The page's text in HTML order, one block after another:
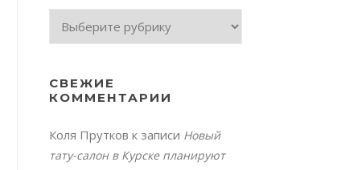
СВЕЖИЕ
КОММЕНТАРИИ
Коля Прутков к записи Новый
тату-салон в Курске планируют